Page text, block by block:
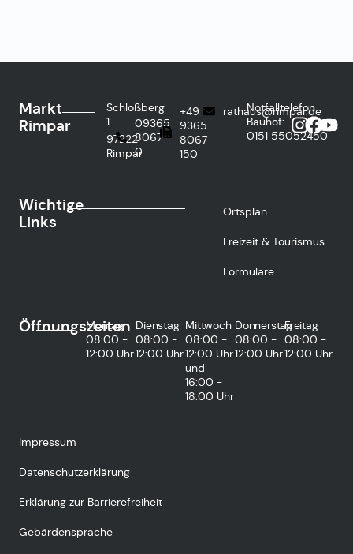
Markt
Rimpar
Schloßberg
1
97222
Rimpar
09365
8067-
0
+49
9365
8067-
150
rathaus@rimpar.de
Notfalltelefon
Bauhof:
0151 55052450
Wichtige
Links
Ortsplan
Freizeit & Tourismus
Formulare
Öffnungszeiten
Montag
08:00 -
12:00 Uhr
Dienstag
08:00 -
12:00 Uhr
Mittwoch
08:00 -
12:00 Uhr
und
16:00 -
18:00 Uhr
Donnerstag
08:00 -
12:00 Uhr
Freitag
08:00 -
12:00 Uhr
Impressum
Datenschutzerklärung
Erklärung zur Barrierefreiheit
Gebärdensprache